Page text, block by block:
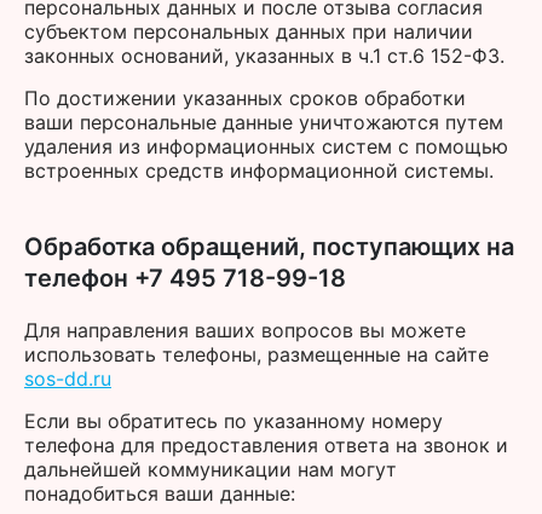
персональных данных и после отзыва согласия
субъектом персональных данных при наличии
законных оснований, указанных в ч.1 ст.6 152-ФЗ.
По достижении указанных сроков обработки
ваши персональные данные уничтожаются путем
удаления из информационных систем с помощью
встроенных средств информационной системы.
Обработка обращений, поступающих на
телефон +7 495 718-99-18
Для направления ваших вопросов вы можете
использовать телефоны, размещенные на сайте
sos-dd.ru
Если вы обратитесь по указанному номеру
телефона для предоставления ответа на звонок и
дальнейшей коммуникации нам могут
понадобиться ваши данные: